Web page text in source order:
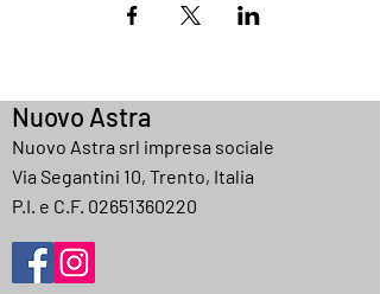
Nuovo Astra
Nuovo Astra srl impresa sociale
Via Segantini 10, Trento, Italia
P.I. e C.F. 02651360220